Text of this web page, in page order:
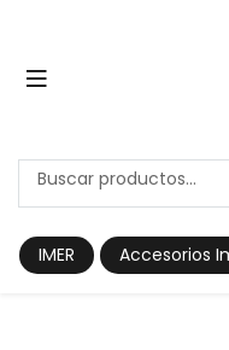
IMER Accesorios